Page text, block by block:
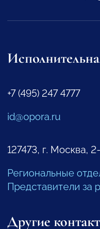
+7 (495) 247 4777
id@opora.ru
127473, г. Москва,
Региональные
Представители за
Другие